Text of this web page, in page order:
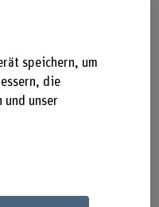
doch beginnt ein
speichern, um
die
und unser